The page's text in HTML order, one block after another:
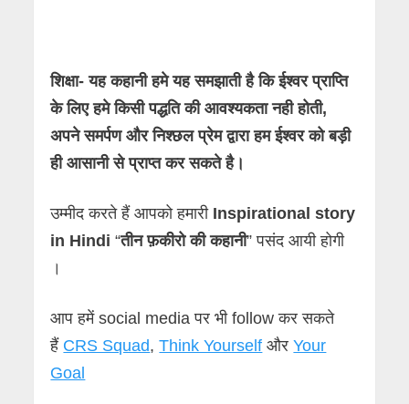
शिक्षा- यह कहानी हमे यह समझाती है कि ईश्वर प्राप्ति
के लिए हमे किसी पद्धति की आवश्यकता नही होती,
अपने समर्पण और निश्छल प्रेम द्वारा हम ईश्वर को बड़ी
ही आसानी से प्राप्त कर सकते है।
उम्मीद करते हैं आपको हमारी Inspirational story
in Hindi “तीन फ़कीरो की कहानी” पसंद आयी होगी
।
आप हमें social media पर भी follow कर सकते
हैं CRS Squad,Think Yourself औरYour
Goal